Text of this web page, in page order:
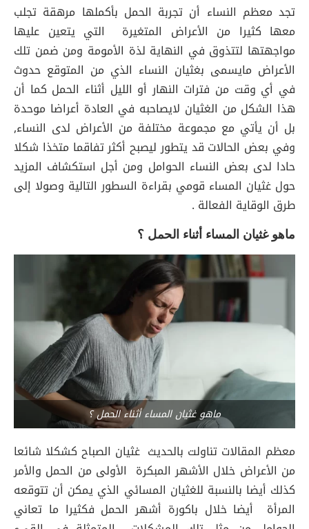
تجد معظم النساء أن تجربة الحمل بأكملها مرهقة تجلب
معها كثيرا من الأعراض المتغيرة التي يتعين عليها
مواجهتها لتتذوق في النهاية لذة الأمومة ومن ضمن تلك
الأعراض مايسمى بغثيان النساء الذي من المتوقع حدوث
في أي وقت من فترات النهار أو الليل أثناء الحمل كما أن
هذا الشكل من الغثيان لايصاحبه في العادة أعراضا موحدة
بل أن يأتي مع مجموعة مختلفة من الأعراض لدى النساء,
وفي بعض الحالات قد يتطور ليصبح أكثر تفاقما متخذا شكلا
حادا لدى بعض النساء الحوامل ومن أجل استكشاف المزيد
حول غثيان المساء قومي بقراءة السطور التالية وصولا إلى
طرق الوقاية الفعالة .
ماهو غثيان المساء أثناء الحمل ؟
ماهو غثيان المساء أثناء الحمل ؟
معظم المقالات تناولت بالحديث غثيان الصباح كشكلا شائعا
من الأعراض خلال الأشهر المبكرة الأولى من الحمل والأمر
كذلك أيضا بالنسبة للغثيان المسائي الذي يمكن أن تتوقعه
المرأة أيضا خلال باكورة أشهر الحمل فكثيرا ما تعاني